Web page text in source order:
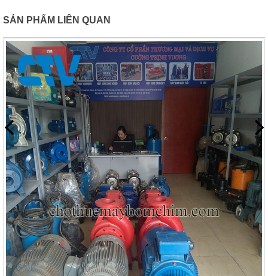
SẢN PHẨM LIÊN QUAN
Giá: Liên hệ - 0975 135 635 - 0989 490 236 - 0936 995
663
Thuê máy bơm trục rời: giải pháp tuyệt vời để bơm lượng nước
lớn cho các công trình